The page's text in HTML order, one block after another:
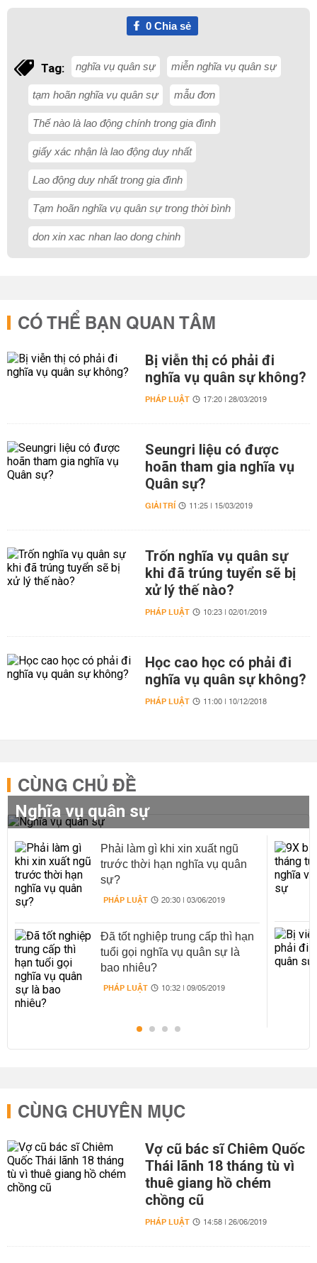
0Chia sẻ
Tag: nghĩa vụ quân sự miễn nghĩa vụ quân sự
tạm hoãn nghĩa vụ quân sự mẫu đơn
Thế nào là lao động chính trong gia đình
giấy xác nhận là lao động duy nhất
Lao động duy nhất trong gia đình
Tạm hoãn nghĩa vụ quân sự trong thời bình
don xin xac nhan lao dong chinh
CÓ THỂ BẠN QUAN TÂM
Bị viễn thị có phải đi
nghĩa vụ quân sự không?
PHÁP LUẬT 17:20 | 28/03/2019
Seungri liệu có được
hoãn tham gia nghĩa vụ
Quân sự?
GIẢI TRÍ 11:25 | 15/03/2019
Trốn nghĩa vụ quân sự
khi đã trúng tuyển sẽ bị
xử lý thế nào?
PHÁP LUẬT 10:23 | 02/01/2019
Học cao học có phải đi
nghĩa vụ quân sự không?
PHÁP LUẬT 11:00 | 10/12/2018
CÙNG CHỦ ĐỀ
Nghĩa vụ quân sự
Phải làm gì khi xin xuất ngũ
trước thời hạn nghĩa vụ quân
sự?
PHÁP LUẬT 20:30 | 03/06/2019
Đã tốt nghiệp trung cấp thì hạn
tuổi gọi nghĩa vụ quân sự là
bao nhiêu?
PHÁP LUẬT 10:32 | 09/05/2019
CÙNG CHUYÊN MỤC
Vợ cũ bác sĩ Chiêm Quốc
Thái lãnh 18 tháng tù vì
thuê giang hồ chém
chồng cũ
PHÁP LUẬT 14:58 | 26/06/2019